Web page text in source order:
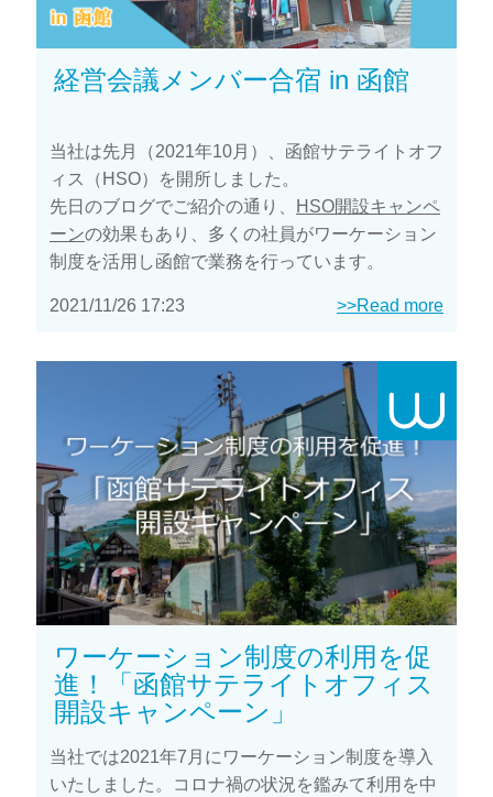
経営会議メンバー合宿 in 函館
当社は先月（2021年10月）、函館サテライトオフ
ィス（HSO）を開所しました。
先日のブログでご紹介の通り、
HSO開設キャンペ
ーンの効果もあり、多くの社員がワーケーション
制度を活用し函館で業務を行っています。
2021/11/26 17:23 >>Read more
ワーケーション制度の利用を促
進！「函館サテライトオフィス
開設キャンペーン」
当社では2021年7月にワーケーション制度を導入
いたしました。コロナ禍の状況を鑑みて利用を中